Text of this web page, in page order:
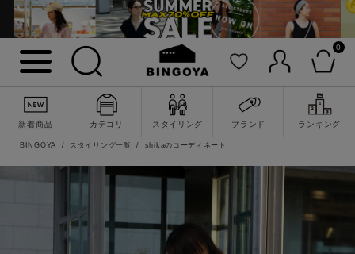
0
新着商品 カテゴリ スタイリング ブランド ランキング
BINGOYA スタイリング一覧 shikaのコーディネート